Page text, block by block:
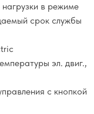
в режиме
срок службы
эл. двиг.,
с кнопкой